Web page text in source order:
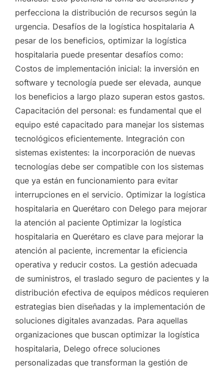
perfecciona la distribución de recursos según la
urgencia. Desafíos de la logística hospitalaria A
pesar de los beneficios, optimizar la logística
hospitalaria puede presentar desafíos como:
Costos de implementación inicial: la inversión en
software y tecnología puede ser elevada, aunque
los beneficios a largo plazo superan estos gastos.
Capacitación del personal: es fundamental que el
equipo esté capacitado para manejar los sistemas
tecnológicos eficientemente. Integración con
sistemas existentes: la incorporación de nuevas
tecnologías debe ser compatible con los sistemas
que ya están en funcionamiento para evitar
interrupciones en el servicio. Optimizar la logística
hospitalaria en Querétaro con Delego para mejorar
la atención al paciente Optimizar la logística
hospitalaria en Querétaro es clave para mejorar la
atención al paciente, incrementar la eficiencia
operativa y reducir costos. La gestión adecuada
de suministros, el traslado seguro de pacientes y la
distribución efectiva de equipos médicos requieren
estrategias bien diseñadas y la implementación de
soluciones digitales avanzadas. Para aquellas
organizaciones que buscan optimizar la logística
hospitalaria, Delego ofrece soluciones
personalizadas que transforman la gestión de